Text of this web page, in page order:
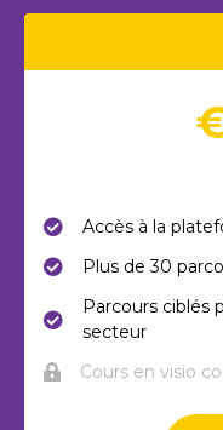
Accès à la
Plus de 30
Parcours ciblés
secteur
Cours en visio